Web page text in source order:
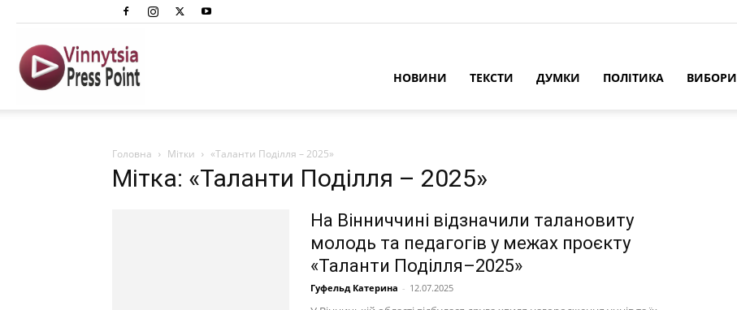
Преспоінт
НОВИНИ ТЕКСТИ ДУМКИ ПОЛІТИКА ВИБОРИ
Головна Мітки «Таланти Поділля – 2025»
Мітка: «Таланти Поділля – 2025»
На Вінниччині відзначили талановиту
молодь та педагогів у межах проєкту
«Таланти Поділля–2025»
Гуфельд Катерина - 12.07.2025